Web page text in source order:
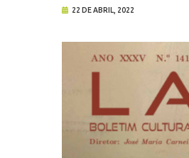
22 DE ABRIL, 2022